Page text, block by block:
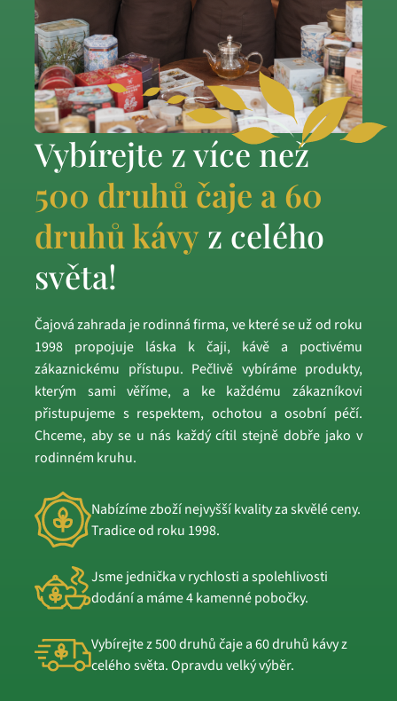
Vybírejte z více než
500 druhů čaje a 60
druhů kávy z celého
světa!
Čajová zahrada je rodinná firma, ve které se už od roku
1998 propojuje láska k čaji, kávě a poctivému
zákaznickému přístupu. Pečlivě vybíráme produkty,
kterým sami věříme, a ke každému zákazníkovi
přistupujeme s respektem, ochotou a osobní péčí.
Chceme, aby se u nás každý cítil stejně dobře jako v
rodinném kruhu.
Nabízíme zboží nejvyšší kvality za skvělé ceny.
Tradice od roku 1998.
Jsme jednička v rychlosti a spolehlivosti
dodání a máme 4 kamenné pobočky.
Vybírejte z 500 druhů čaje a 60 druhů kávy z
celého světa. Opravdu velký výběr.